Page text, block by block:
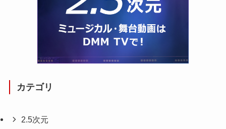
カテゴリ
2.5次元